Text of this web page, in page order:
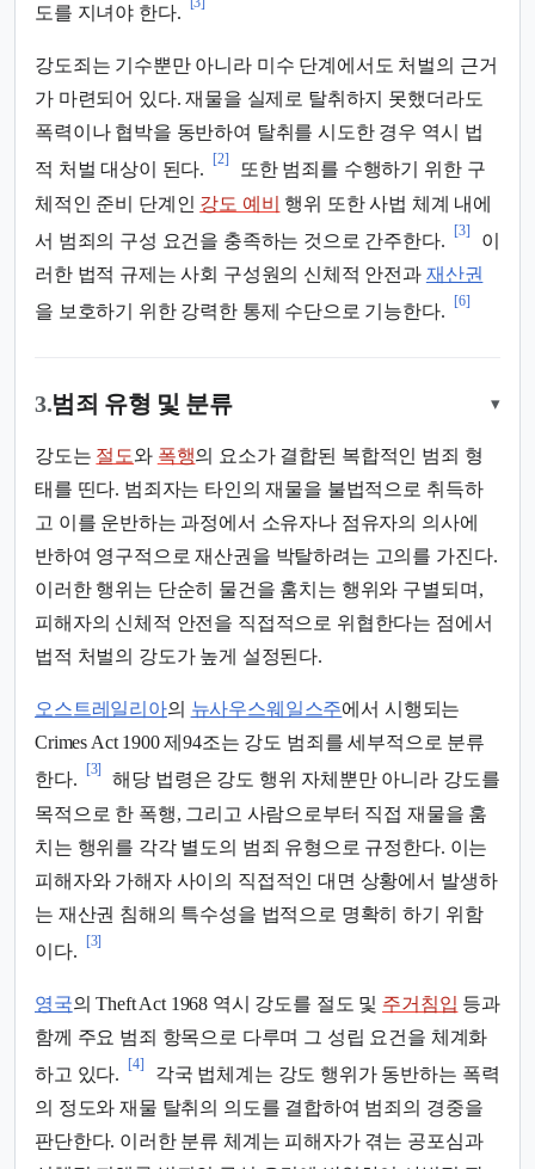
도를 지녀야 한다.
강도죄는 기수뿐만 아니라 미수 단계에서도 처벌의 근거
가 마련되어 있다. 재물을 실제로 탈취하지 못했더라도
폭력이나 협박을 동반하여 탈취를 시도한 경우 역시 법
적 처벌 대상이 된다.
[2]
또한 범죄를 수행하기 위한 구
체적인 준비 단계인 강도 예비
행위 또한 사법 체계 내에
서 범죄의 구성 요건을 충족하는 것으로 간주한다.
[3]
이
러한 법적 규제는 사회 구성원의 신체적 안전과 재산권
을 보호하기 위한 강력한 통제 수단으로 기능한다.
[6]
3.범죄 유형 및 분류 ▾
강도는 절도와 폭행의 요소가 결합된 복합적인 범죄 형
태를 띤다. 범죄자는 타인의 재물을 불법적으로 취득하
고 이를 운반하는 과정에서 소유자나 점유자의 의사에
반하여 영구적으로 재산권을 박탈하려는 고의를 가진다.
이러한 행위는 단순히 물건을 훔치는 행위와 구별되며,
피해자의 신체적 안전을 직접적으로 위협한다는 점에서
법적 처벌의 강도가 높게 설정된다.
오스트레일리아의 뉴사우스웨일스주에서 시행되는
Crimes Act 1900 제94조는 강도 범죄를 세부적으로 분류
한다.
[3]
해당 법령은 강도 행위 자체뿐만 아니라 강도를
목적으로 한 폭행, 그리고 사람으로부터 직접 재물을 훔
치는 행위를 각각 별도의 범죄 유형으로 규정한다. 이는
피해자와 가해자 사이의 직접적인 대면 상황에서 발생하
는 재산권 침해의 특수성을 법적으로 명확히 하기 위함
이다.
[3]
영국의 Theft Act 1968 역시 강도를 절도 및 주거침입 등과
함께 주요 범죄 항목으로 다루며 그 성립 요건을 체계화
하고 있다.
[4]
각국 법체계는 강도 행위가 동반하는 폭력
의 정도와 재물 탈취의 의도를 결합하여 범죄의 경중을
판단한다. 이러한 분류 체계는 피해자가 겪는 공포심과